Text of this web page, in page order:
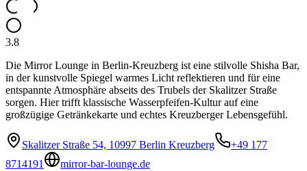
3.8
Die Mirror Lounge in Berlin-Kreuzberg ist eine stilvolle Shisha Bar,
in der kunstvolle Spiegel warmes Licht reflektieren und für eine
entspannte Atmosphäre abseits des Trubels der Skalitzer Straße
sorgen. Hier trifft klassische Wasserpfeifen-Kultur auf eine
großzügige Getränkekarte und echtes Kreuzberger Lebensgefühl.
Skalitzer Straße 54, 10997 Berlin Kreuzberg
+49 177
8714191
mirror-bar-lounge.de